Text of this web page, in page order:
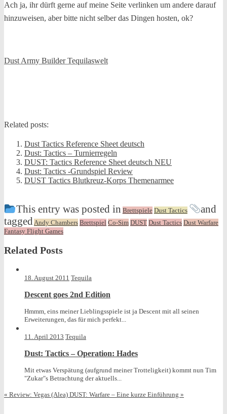
Ach ja, ihr dürft gerne auf meine Seite verlinken um andere darauf
hinzuweisen, aber bitte nicht selber das Dingen hosten, ok?
Dust Army Builder Tequilaswelt
Related posts:
Dust Tactics Reference Sheet deutsch
Dust: Tactics – Turnierregeln
DUST: Tactics Reference Sheet deutsch NEU
Dust: Tactics -Grundspiel Review
DUST Tactics Blutkreuz-Korps Themenarmee
This entry was posted in Brettspiele Dust Tactics
and
tagged Andy Chambers Brettspiel Co-Sim DUST Dust Tactics Dust Warfare
Fantasy Flight Games
Related Posts
18. August 2011 Tequila
Descent goes 2nd Edition
Hmmm, eins meiner Lieblingsspiele ist ja Descent mit all seinen
Erweiterungen, das für mich perfekt...
11. April 2013 Tequila
Dust: Tactics – Operation: Hades
Mit etwas Verspätung (aufgrund meiner Trotteligkeit) kommt nun Tim
"Zukar"s Betrachtung der aktuells...
« Review: Vegas (Alea) DUST: Warfare – Eine kurze Einführung »